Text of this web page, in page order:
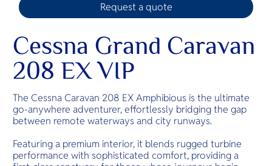
Cessna Grand Caravan
208 EX VIP
The Cessna Caravan 208 EX Amphibious is the ultimate
go-anywhere adventurer, effortlessly bridging the gap
between remote waterways and city runways.
Featuring a premium interior, it blends rugged turbine
performance with sophisticated comfort, providing a